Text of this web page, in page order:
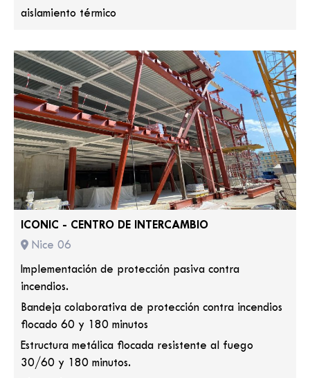
aislamiento térmico
ICONIC - CENTRO DE INTERCAMBIO
Nice 06
Implementación de protección pasiva contra
incendios.
Bandeja colaborativa de protección contra incendios
flocado 60 y 180 minutos
Estructura metálica flocada resistente al fuego
30/60 y 180 minutos.